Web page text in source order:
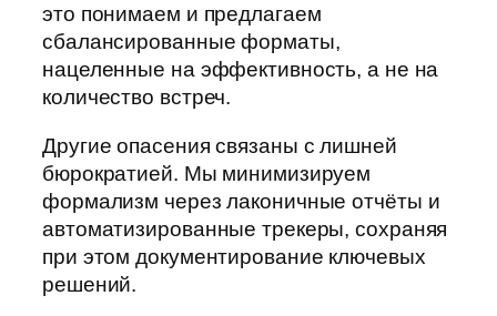
это понимаем и предлагаем
сбалансированные форматы,
нацеленные на эффективность, а не на
количество встреч.
Другие опасения связаны с лишней
бюрократией. Мы минимизируем
формализм через лаконичные отчёты и
автоматизированные трекеры, сохраняя
при этом документирование ключевых
решений.